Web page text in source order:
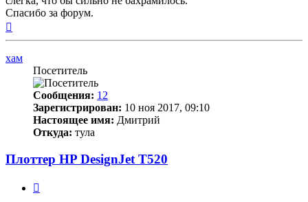
Спасибо за форум.
хам
Посетитель
Сообщения: 12
Зарегистрирован: 10 ноя 2017, 09:10
Настоящее имя: Дмитрий
Откуда: тула
Плоттер HP DesignJet T520